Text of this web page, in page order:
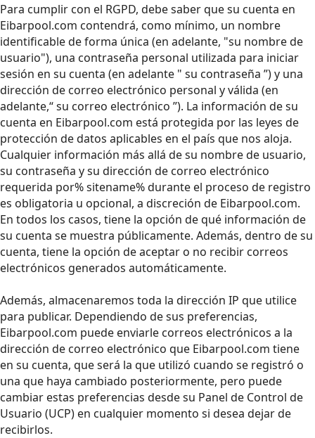
Para cumplir con el RGPD, debe saber que su cuenta en
Eibarpool.com contendrá, como mínimo, un nombre
identificable de forma única (en adelante, "su nombre de
usuario"), una contraseña personal utilizada para iniciar
sesión en su cuenta (en adelante " su contraseña ”) y una
dirección de correo electrónico personal y válida (en
adelante,“ su correo electrónico ”). La información de su
cuenta en Eibarpool.com está protegida por las leyes de
protección de datos aplicables en el país que nos aloja.
Cualquier información más allá de su nombre de usuario,
su contraseña y su dirección de correo electrónico
requerida por% sitename% durante el proceso de registro
es obligatoria u opcional, a discreción de Eibarpool.com.
En todos los casos, tiene la opción de qué información de
su cuenta se muestra públicamente. Además, dentro de su
cuenta, tiene la opción de aceptar o no recibir correos
electrónicos generados automáticamente.
Además, almacenaremos toda la dirección IP que utilice
para publicar. Dependiendo de sus preferencias,
Eibarpool.com puede enviarle correos electrónicos a la
dirección de correo electrónico que Eibarpool.com tiene
en su cuenta, que será la que utilizó cuando se registró o
una que haya cambiado posteriormente, pero puede
cambiar estas preferencias desde su Panel de Control de
Usuario (UCP) en cualquier momento si desea dejar de
recibirlos.